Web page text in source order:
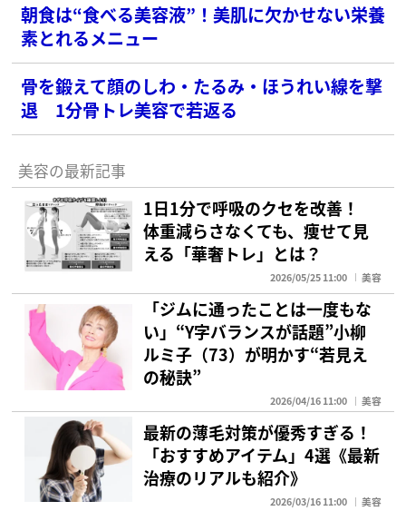
朝食は“食べる美容液”！美肌に欠かせない栄養
素とれるメニュー
骨を鍛えて顔のしわ・たるみ・ほうれい線を撃
退 1分骨トレ美容で若返る
美容の最新記事
1日1分で呼吸のクセを改善！
体重減らさなくても、痩せて見
える「華奢トレ」とは？
2026/05/25 11:00 美容
「ジムに通ったことは一度もな
い」“Y字バランスが話題”小柳
ルミ子（73）が明かす“若見え
の秘訣”
2026/04/16 11:00 美容
最新の薄毛対策が優秀すぎる！
「おすすめアイテム」4選《最新
治療のリアルも紹介》
2026/03/16 11:00 美容